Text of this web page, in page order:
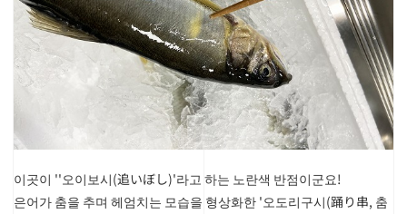
이곳이 ''오이보시(追いぼし)'라고 하는 노란색 반점이군요!
은어가 춤을 추며 헤엄치는 모습을 형상화한 '오도리구시(踊り串, 춤